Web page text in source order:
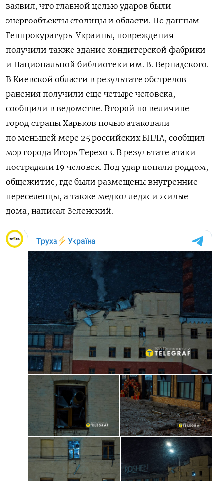
заявил, что главной целью ударов были
энергообъекты столицы и области. По данным
Генпрокуратуры Украины, повреждения
получили также здание кондитерской фабрики
и Национальной библиотеки им. В. Вернадского.
В Киевской области в результате обстрелов
ранения получили еще четыре человека,
сообщили в ведомстве. Второй по величине
город страны Харьков ночью атаковали
по меньшей мере 25 российских БПЛА, сообщил
мэр города Игорь Терехов. В результате атаки
пострадали 19 человек. Под удар попали роддом,
общежитие, где были размещены внутренние
переселенцы, а также медколледж и жилые
дома, написал Зеленский.